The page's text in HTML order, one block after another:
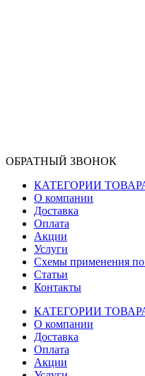
ОБРАТНЫЙ ЗВОНОК
КАТЕГОРИИ
О компании
Доставка
Оплата
Акции
Услуги
Схемы применения по
Статьи
Контакты
КАТЕГОРИИ
О компании
Доставка
Оплата
Акции